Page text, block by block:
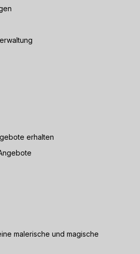
erhalten
malerische und magische